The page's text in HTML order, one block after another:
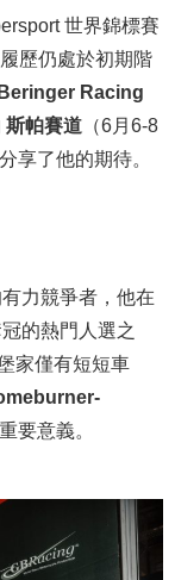
世界錦標賽
歷仍處於初期階
Racing
斯帕賽道 （6月6-8
享了他的期待。
力競爭者，他在
的熱門人選之
家僅有短短車
要意義。